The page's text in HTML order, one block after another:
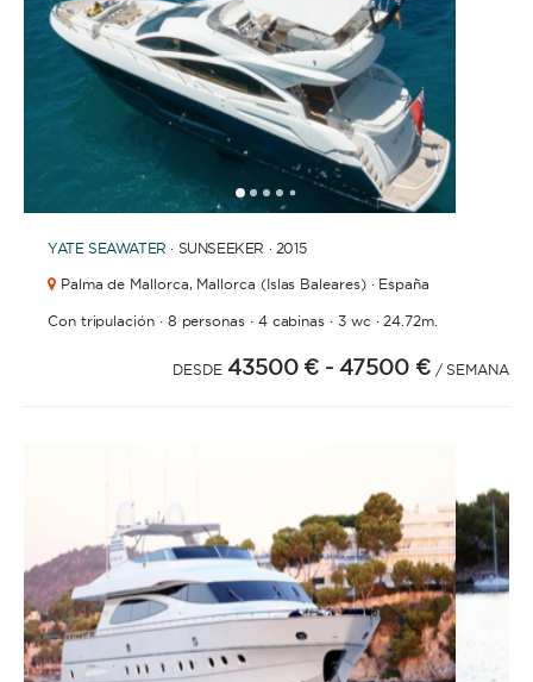
12345 89101112131415
YATE SEAWATER · SUNSEEKER · 2015
Palma de Mallorca, Mallorca (Islas Baleares) · España
Con tripulación· 8 personas· 4 cabinas · 3 wc· 24.72m.
DESDE 43500 € - 47500 € / SEMANA